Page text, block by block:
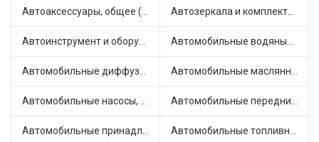
Автоаксессуары, общее (1) Автозеркала и комплектующие (11)
Автоинструмент и оборудование (7) Автомобильные водяные насосы (14)
Автомобильные диффузоры и вентиляторы (4) Автомобильные маслянные насосы (9)
Автомобильные насосы, компрессоры и манометры (1) Автомобильные передние фары (12)
Автомобильные принадлежности и аксессуары (6) Автомобильные топливные насосы (17)